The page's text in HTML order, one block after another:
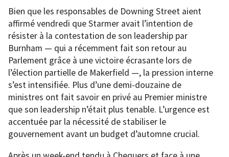
Bien que les responsables de Downing Street aient
affirmé vendredi que Starmer avait l’intention de
résister à la contestation de son leadership par
Burnham — qui a récemment fait son retour au
Parlement grâce à une victoire écrasante lors de
l’élection partielle de Makerfield —, la pression interne
s’est intensifiée. Plus d’une demi-douzaine de
ministres ont fait savoir en privé au Premier ministre
que son leadership n’était plus tenable. L’urgence est
accentuée par la nécessité de stabiliser le
gouvernement avant un budget d’automne crucial.